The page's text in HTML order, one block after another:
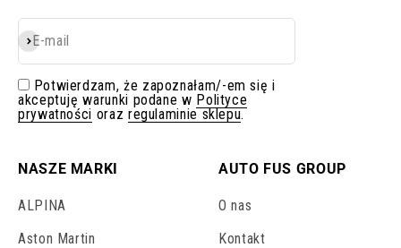
E-mail
Subskrybuj
Potwierdzam, że zapoznałam/-em się i
akceptuję warunki podane w Polityce
prywatności oraz regulaminie sklepu.
NASZE MARKI
ALPINA
Aston Martin
AUTO FUS GROUP
O nas
Kontakt